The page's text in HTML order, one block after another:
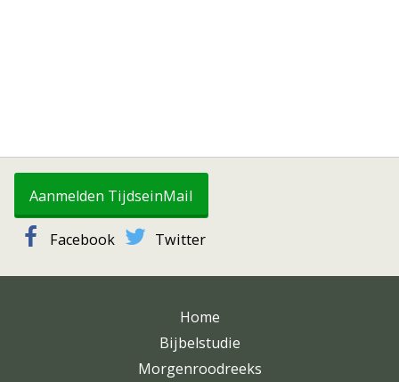
Aanmelden TijdseinMail
Facebook Twitter
Home
Bijbelstudie
Morgenroodreeks